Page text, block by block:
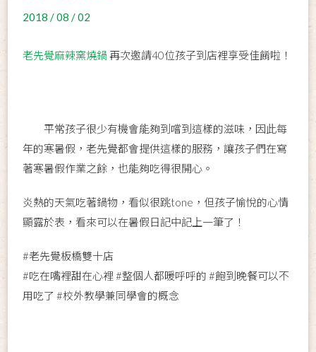
2018 / 08 / 02
老先覺麻辣窯燒鍋 再次邀請40位孩子到店裡享受佳餚啦！
平常孩子很少有機會能夠到嚐到這樣的滋味，因此每
年的寒暑假，老先覺都會提供這樣的服務，讓孩子們在寫
著寒暑假作業之餘，也能夠吃得很開心。
炎熱的天氣吃著鍋物，看似很跳tone，但孩子愉悅的心情
顯露於表，看來可以在暑假日記中記上一筆了！
#老先覺板橋雙十店
#吃在嘴裡甜在心裡 #整個人都暖呼呼的 #飽到晚餐可以不
用吃了 #校外教學兼同學會的概念